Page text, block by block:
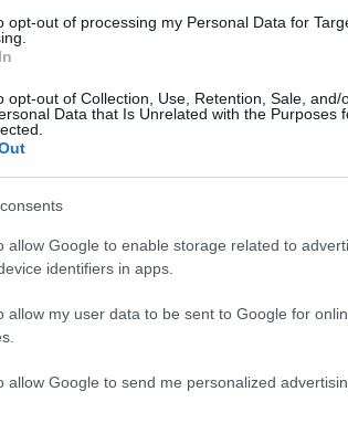
opt-out of processing my Personal Data for
opt-out of Collection, Use, Retention, Sale, and/
Data that Is Unrelated with the Purposes
allow Google to enable storage related to
identifiers in apps.
allow my user data to be sent to Google for
allow Google to send me personalized
in cui inizia (e finisce?) la
in qualche misura inevitabile che
si posasse su questi incarichi e
in parallelo – iniziasse un
di un governo. Con una
era fatale fare i conti con
di nessuno dei tre
tranquilli. Sparite dall’orizzonte
sono purtroppo sparite